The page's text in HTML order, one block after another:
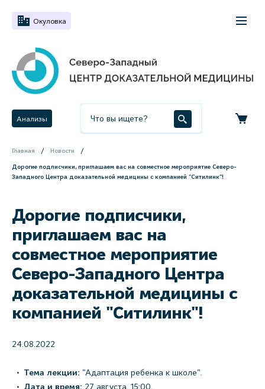
Окуловка
Анализы
Главная Новости
Дорогие подписчики, приглашаем вас на совместное мероприятие Северо-
Западного Центра доказательной медицины с компанией "Ситилинк"!
Дорогие подписчики,
приглашаем вас на
совместное мероприятие
Северо-Западного Центра
доказательной медицины с
компанией "Ситилинк"!
24.08.2022
Тема лекции: "Адаптация ребенка к школе".
Дата и время: 27 августа, 15:00.